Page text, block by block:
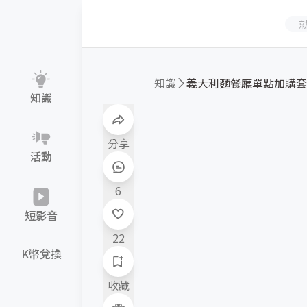
知識
活動
短影音
K幣兌換
分享
6
22
收藏
知識